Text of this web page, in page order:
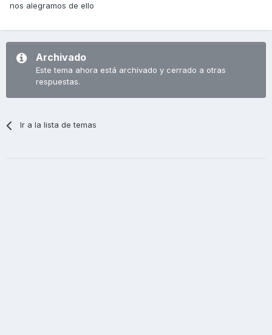
nos alegramos de ello
Archivado
Este tema ahora está archivado y cerrado a otras
respuestas.
Ir a la lista de temas